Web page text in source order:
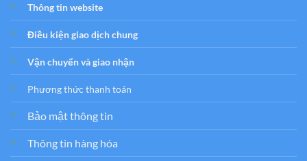
Thông tin website
Điều kiện giao dịch chung
Vận chuyển và giao nhận
Phương thức thanh toán
Bảo mật thông tin
Thông tin hàng hóa